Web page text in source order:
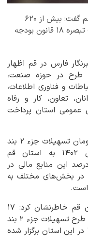
مدیرکل امور اقتصادی و دارایی استان قم گفت: بیش از ۶۲۰
میلیارد تومان تسهیلات جزء ۲ بند (ب) تبصره ۱۸ قانون بودجه
فارس در قم اظهار
مالی به ۲۹۵ عنوان طرح در حوزه صنعت،
و فناوری اطلاعات،
تعاون، کار و رفاه
عمومی استان پرداخت
وی ادامه داد: یک هزار و ۳۷ میلیارد تومان تسهیلات جزء ۲ بند
(ب) تبصره ۱۸ قانون بودجه سال ۱۴۰۲ به استان قم
اختصاص‌یافته که تاکنون حدود 60 درصد این منابع مالی در
در بخش‌های مختلف به
است.
مدیرکل امور اقتصادی و دارایی استان قم خاطرنشان کرد: ۱۷
نشست کمیته استانی در راستای اجرای طرح تسهیلات جزء ۲ بند
(ب) تبصره ۱۸ قانون بودجه سال ۱۴۰۲ در این استان برگزار شده